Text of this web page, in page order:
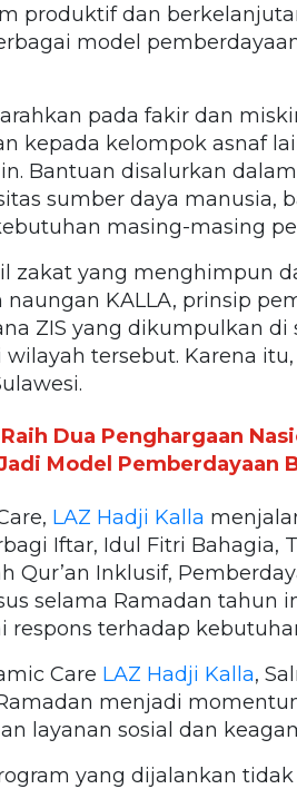
produktif dan
model
pada fakir dan
kepada kelompok asnaf
Bantuan disalurkan
sumber daya manusia,
masing-masing
zakat yang menghimpun
KALLA, prinsip
ZIS yang dikumpulkan di
tersebut. Karena
Dua Penghargaan
Model Pemberdayaan
LAZ Hadji Kalla
Iftar, Idul Fitri Bahagia,
Qur’an Inklusif,
selama Ramadan tahun
respons terhadap
Care LAZ Hadji Kalla,
menjadi
layanan sosial dan
yang dijalankan